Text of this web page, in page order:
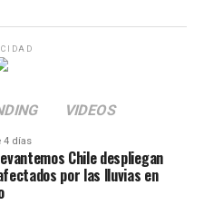
VIDEOS
4 días
Chile despliegan
por las lluvias en